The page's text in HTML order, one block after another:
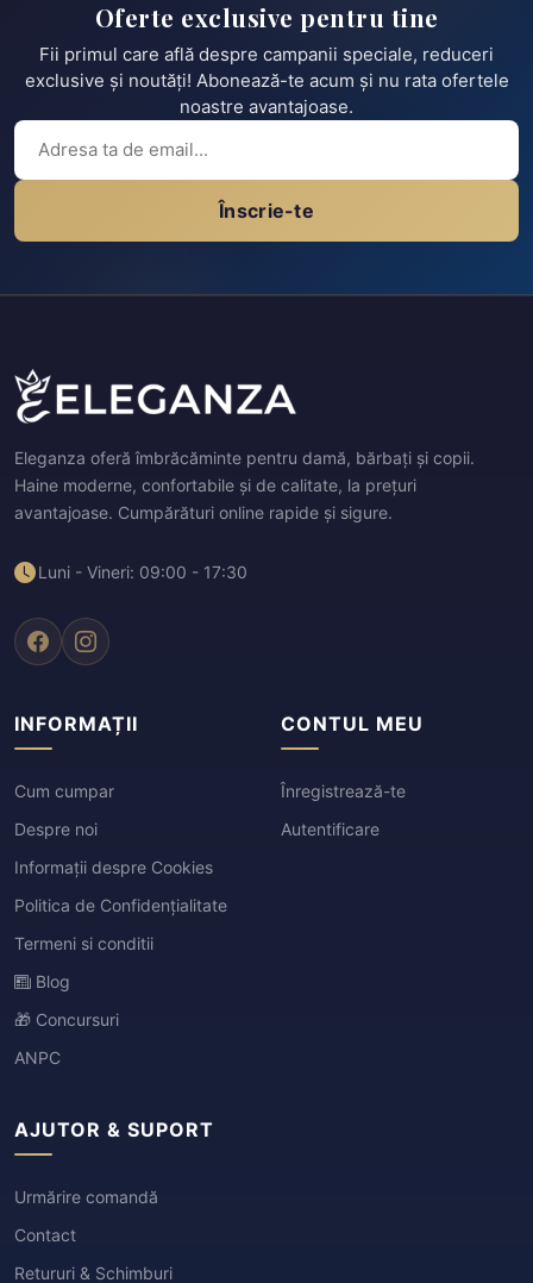
Oferte exclusive pentru tine
Fii primul care află despre campanii speciale, reduceri
exclusive și noutăți! Abonează-te acum și nu rata ofertele
noastre avantajoase.
Înscrie-te
Eleganza oferă îmbrăcăminte pentru damă, bărbați și copii.
Haine moderne, confortabile și de calitate, la prețuri
avantajoase. Cumpărături online rapide și sigure.
Luni - Vineri: 09:00 - 17:30
INFORMAȚII
Cum cumpar
Despre noi
Informații despre Cookies
Politica de Confidențialitate
Termeni si conditii
Blog
🎁 Concursuri
ANPC
CONTUL MEU
Înregistrează-te
Autentificare
AJUTOR & SUPORT
Urmărire comandă
Contact
Retururi & Schimburi